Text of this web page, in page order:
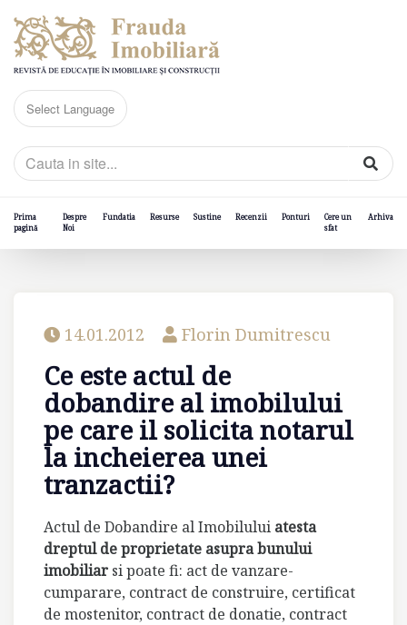
Prima
pagină
Despre
Noi
Fundatia Resurse Sustine Recenzii Ponturi
Cere un
sfat
Arhiva
14.01.2012 Florin Dumitrescu
Ce este actul de
dobandire al imobilului
pe care il solicita notarul
la incheierea unei
tranzactii?
Actul de Dobandire al Imobilului atesta
dreptul de proprietate asupra bunului
imobiliar si poate fi: act de vanzare-
cumparare, contract de construire, certificat
de mostenitor, contract de donatie, contract